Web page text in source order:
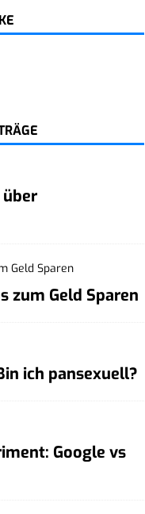
zum Geld Sparen
ich pansexuell?
Google vs